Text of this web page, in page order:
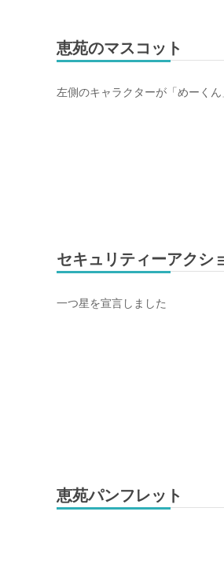
恵苑のマスコット
左側のキャラクターが「めーく
セキュリティーアクシ
一つ星を宣言しました
恵苑パンフレット